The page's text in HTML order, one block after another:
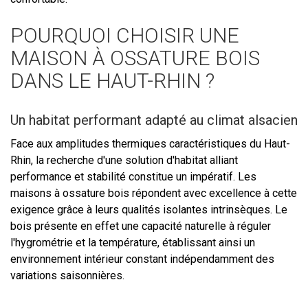
POURQUOI CHOISIR UNE
MAISON À OSSATURE BOIS
DANS LE HAUT-RHIN ?
Un habitat performant adapté au climat alsacien
Face aux amplitudes thermiques caractéristiques du Haut-
Rhin, la recherche d'une solution d'habitat alliant
performance et stabilité constitue un impératif. Les
maisons à ossature bois répondent avec excellence à cette
exigence grâce à leurs qualités isolantes intrinsèques. Le
bois présente en effet une capacité naturelle à réguler
l'hygrométrie et la température, établissant ainsi un
environnement intérieur constant indépendamment des
variations saisonnières.